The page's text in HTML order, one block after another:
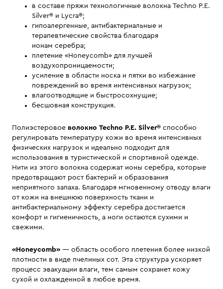
в составе пряжи технологичные волокна Techno P.E.
Silver® и Lycra®;
гипоалергенные, антибактериальные и
терапевтические свойства благодаря
ионам серебра;
плетение «Honeycomb» для лучшей
воздухопроницаемости;
усиление в области носка и пятки во избежание
повреждений во время интенсивных нагрузок;
влагоотводящие и быстросохнущие;
бесшовная конструкция.
Полиэстеровое волокно Techno P.E. Silver® способно
регулировать температуру кожи во время интенсивных
физических нагрузок и идеально подходит для
использования в туристической и спортивной одежде.
Нити из этого волокна содержат ионы серебра, которые
предотвращают рост бактерий и образования
неприятного запаха. Благодаря мгновенному отводу влаги
от кожи на внешнюю поверхность ткани и
антибактериальному эффекту серебра достигается
комфорт и гигиеничность, а ноги остаются сухими и
свежими.
«Honeycomb» — область особого плетения более низкой
плотности в виде пчелиных сот. Эта структура ускоряет
процесс эвакуации влаги, тем самым сохранет кожу
сухой и охлажденной в любое время.